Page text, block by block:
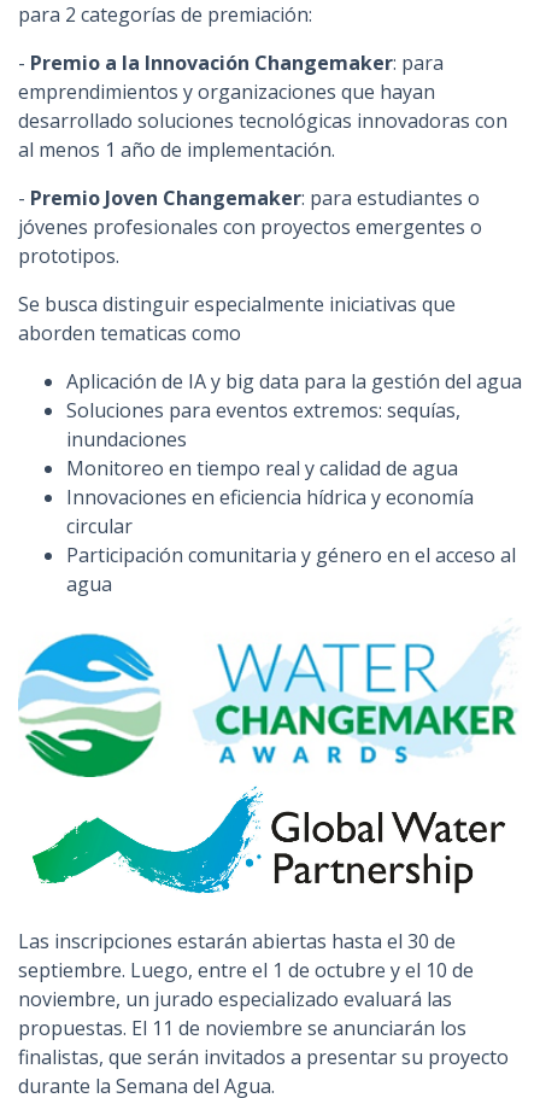
para 2 categorías de premiación:
- Premio a la Innovación Changemaker: para
emprendimientos y organizaciones que hayan
desarrollado soluciones tecnológicas innovadoras con
al menos 1 año de implementación.
- Premio Joven Changemaker: para estudiantes o
jóvenes profesionales con proyectos emergentes o
prototipos.
Se busca distinguir especialmente iniciativas que
aborden tematicas como
Aplicación de IA y big data para la gestión del agua
Soluciones para eventos extremos: sequías,
inundaciones
Monitoreo en tiempo real y calidad de agua
Innovaciones en eficiencia hídrica y economía
circular
Participación comunitaria y género en el acceso al
agua
Las inscripciones estarán abiertas hasta el 30 de
septiembre. Luego, entre el 1 de octubre y el 10 de
noviembre, un jurado especializado evaluará las
propuestas. El 11 de noviembre se anunciarán los
finalistas, que serán invitados a presentar su proyecto
durante la Semana del Agua.